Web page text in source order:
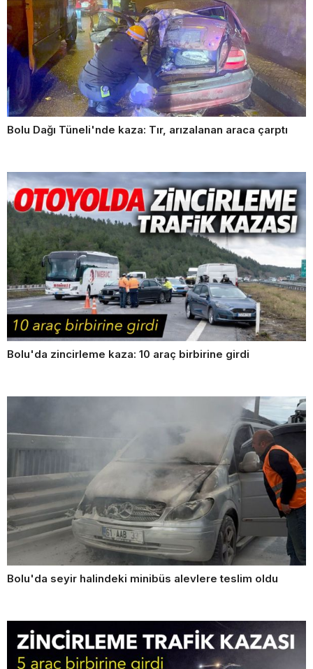
Bolu Dağı Tüneli'nde kaza: Tır, arızalanan araca çarptı
Bolu'da zincirleme kaza: 10 araç birbirine girdi
Bolu'da seyir halindeki minibüs alevlere teslim oldu